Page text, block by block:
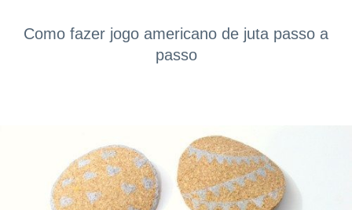
Como fazer jogo americano de juta passo a
passo